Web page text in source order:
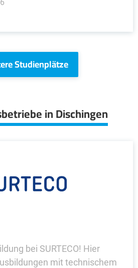
Studienplätze
in Dischingen
bei SURTECO! Hier
mit technischem